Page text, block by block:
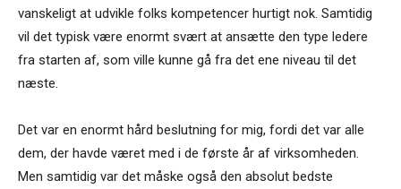
vanskeligt at udvikle folks kompetencer hurtigt nok. Samtidig
vil det typisk være enormt svært at ansætte den type ledere
fra starten af, som ville kunne gå fra det ene niveau til det
næste.
Det var en enormt hård beslutning for mig, fordi det var alle
dem, der havde været med i de første år af virksomheden.
Men samtidig var det måske også den absolut bedste